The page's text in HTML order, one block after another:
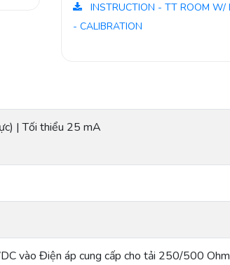
INSTRUCTION - TT ROOM W/
- CALIBRATION
| Tối thiểu 25 mA
vào Điện áp cung cấp cho tải 250/500